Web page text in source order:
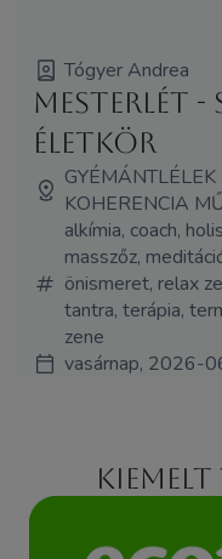
Tógyer Andrea
MesterLét -
Életkör
KOHERENCIA
alkímia, coach,
masszőz,
önismeret, relax
tantra, terápia,
zene
vasárnap, 2026-